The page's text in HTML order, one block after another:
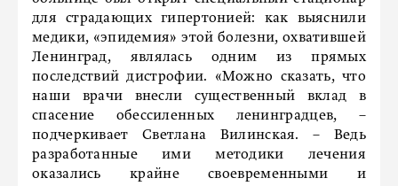
для страдающих гипертонией: как выяснили
медики, «эпидемия» этой болезни, охватившей
Ленинград, являлась одним из прямых
последствий дистрофии. «Можно сказать, что
наши врачи внесли существенный вклад в
спасение обессиленных ленинградцев, –
подчеркивает Светлана Вилинская. – Ведь
разработанные ими методики лечения
оказались крайне своевременными и